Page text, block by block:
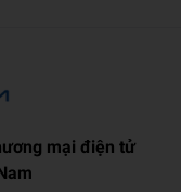
mại điện tử